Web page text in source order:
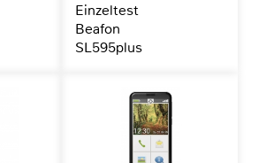
Einzeltest
Beafon
SL595plus